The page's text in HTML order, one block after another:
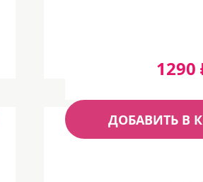
1290
ДОБАВИТЬ В